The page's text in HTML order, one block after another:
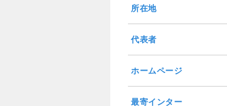
所在地
代表者
ホームページ
最寄インター